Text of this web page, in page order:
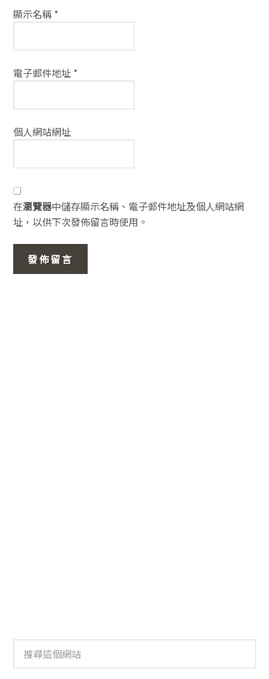
顯示名稱 *
電子郵件地址 *
個人網站網址
在瀏覽器中儲存顯示名稱、電子郵件地址及個人網站網
址，以供下次發佈留言時使用。
這